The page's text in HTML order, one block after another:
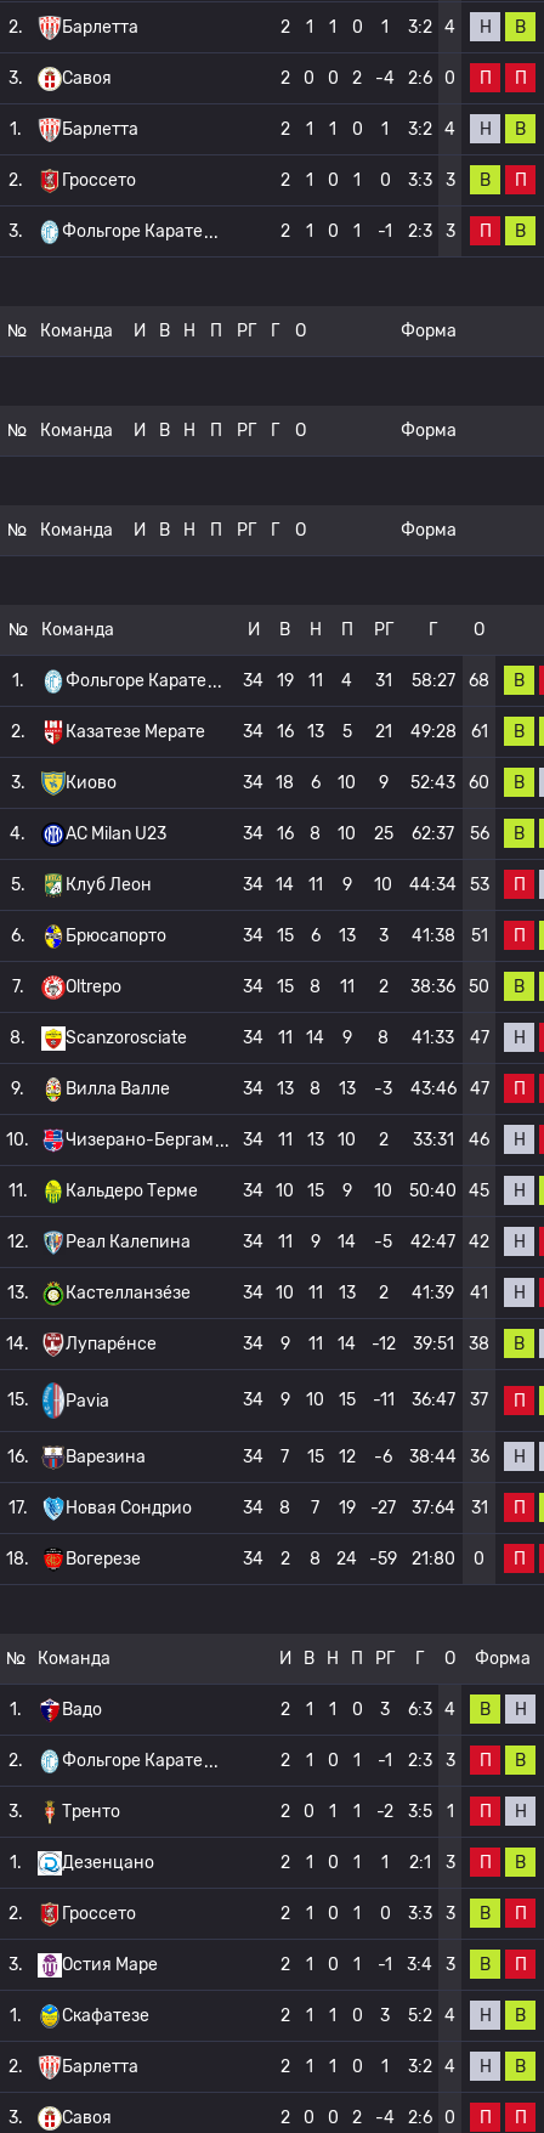
2. Барлетта 2 1 1 0 1 3:2 4 Н В
3. Савоя 2 0 0 2 -4 2:6 0 П П
1. Барлетта 2 1 1 0 1 3:2 4 Н В
2. Гроссето 2 1 0 1 0 3:3 3 В П
3. Фольгоре Карате 2 1 0 1 -1 2:3 3 П В
№ Команда И В Н П РГ Г О Форма
№ Команда И В Н П РГ Г О Форма
№ Команда И В Н П РГ Г О Форма
№ Команда И В Н П РГ Г О
1. Фольгоре Карате 34 19 11 4 31 58:27 68 В
2. Казатезе Мерате 34 16 13 5 21 49:28 61 В
3. Киово 34 18 6 10 9 52:43 60 В
4. AC Milan U23 34 16 8 10 25 62:37 56 В
5. Клуб Леон 34 14 11 9 10 44:34 53 П
6. Брюсапорто 34 15 6 13 3 41:38 51 П
7. Oltrepo 34 15 8 11 2 38:36 50 В
8. Scanzorosciate 34 11 14 9 8 41:33 47 Н
9. Вилла Валле 34 13 8 13 -3 43:46 47 П
10. Чизерано-Бергам 34 11 13 10 2 33:31 46 Н
11. Кальдеро Терме 34 10 15 9 10 50:40 45 Н
12. Реал Калепина 34 11 9 14 -5 42:47 42 Н
13. Кастелланзе́зе 34 10 11 13 2 41:39 41 Н
14. Лупаре́нсе 34 9 11 14 -12 39:51 38 В
15. Pavia 34 9 10 15 -11 36:47 37 П
16. Варезина 34 7 15 12 -6 38:44 36 Н
17. Новая Сондрио 34 8 7 19 -27 37:64 31 П
18. Вогерезе 34 2 8 24 -59 21:80 0 П
№ Команда И В Н П РГ Г О Форма
1. Вадо 2 1 1 0 3 6:3 4 В Н
2. Фольгоре Карате 2 1 0 1 -1 2:3 3 П В
3. Тренто 2 0 1 1 -2 3:5 1 П Н
1. Дезенцано 2 1 0 1 1 2:1 3 П В
2. Гроссето 2 1 0 1 0 3:3 3 В П
3. Остия Маре 2 1 0 1 -1 3:4 3 В П
1. Скафатезе 2 1 1 0 3 5:2 4 Н В
2. Барлетта 2 1 1 0 1 3:2 4 Н В
3. Савоя 2 0 0 2 -4 2:6 0 П П